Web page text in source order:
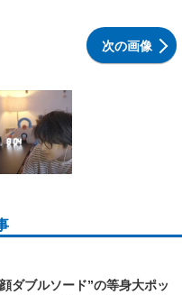
次の画像
ダブルソード”の等身大ポッ